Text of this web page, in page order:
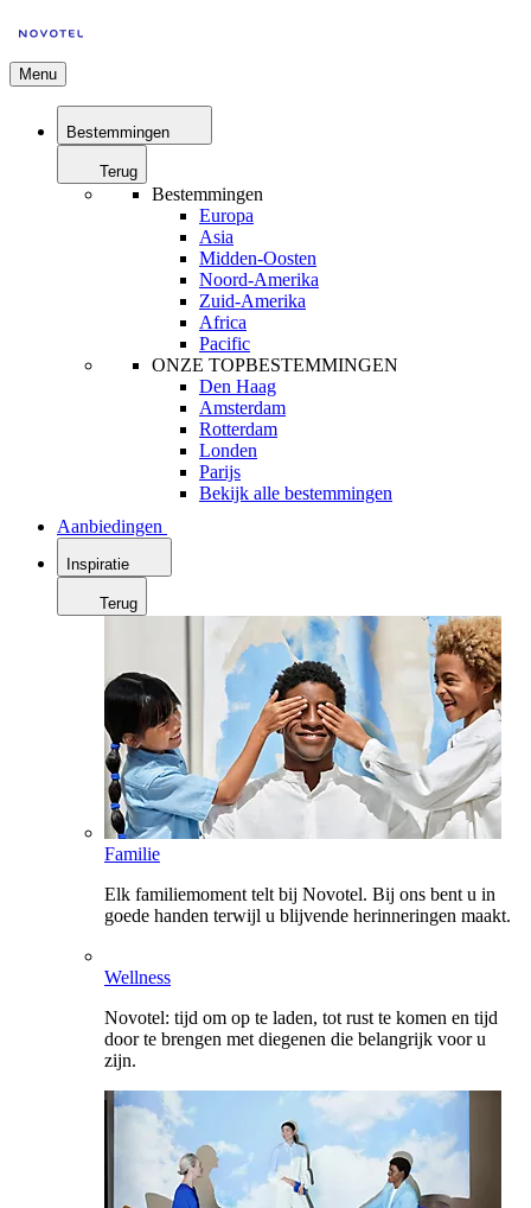
Menu
Bestemmingen
Terug
Bestemmingen
Europa
Asia
Midden-Oosten
Noord-Amerika
Zuid-Amerika
Africa
Pacific
ONZE TOPBESTEMMINGEN
Den Haag
Amsterdam
Rotterdam
Londen
Parijs
Bekijk alle bestemmingen
Aanbiedingen
Inspiratie
Terug
Familie
Elk familiemoment telt bij Novotel. Bij ons bent u in
goede handen terwijl u blijvende herinneringen maakt.
Wellness
Novotel: tijd om op te laden, tot rust te komen en tijd
door te brengen met diegenen die belangrijk voor u
zijn.